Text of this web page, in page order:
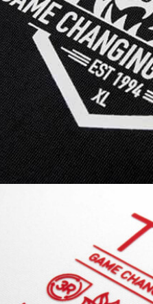
étiquettes de
des détails
3R - ECOMARK